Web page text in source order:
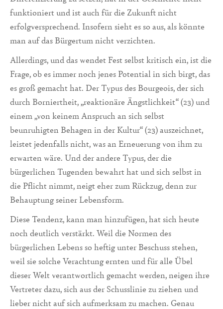
funktioniert und ist auch für die Zukunft nicht
erfolgversprechend. Insofern sieht es so aus, als könnte
man auf das Bürgertum nicht verzichten.
Allerdings, und das wendet Fest selbst kritisch ein, ist die
Frage, ob es immer noch jenes Potential in sich birgt, das
es groß gemacht hat. Der Typus des Bourgeois, der sich
durch Borniertheit, „reaktionäre Ängstlichkeit“ (23) und
einem „von keinem Anspruch an sich selbst
beunruhigten Behagen in der Kultur“ (23) auszeichnet,
leistet jedenfalls nicht, was an Erneuerung von ihm zu
erwarten wäre. Und der andere Typus, der die
bürgerlichen Tugenden bewahrt hat und sich selbst in
die Pflicht nimmt, neigt eher zum Rückzug, denn zur
Behauptung seiner Lebensform.
Diese Tendenz, kann man hinzufügen, hat sich heute
noch deutlich verstärkt. Weil die Normen des
bürgerlichen Lebens so heftig unter Beschuss stehen,
weil sie solche Verachtung ernten und für alle Übel
dieser Welt verantwortlich gemacht werden, neigen ihre
Vertreter dazu, sich aus der Schusslinie zu ziehen und
lieber nicht auf sich aufmerksam zu machen. Genau